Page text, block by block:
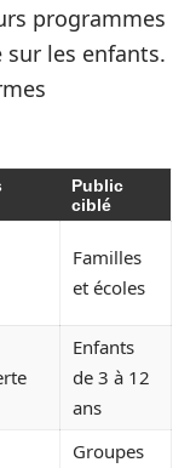
programmes
les enfants.
Public
ciblé
Familles
et écoles
Enfants
de 3 à 12
ans
Groupes